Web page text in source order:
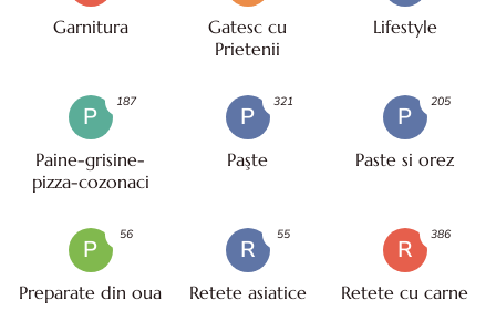
Garnitura
Gatesc cu
Prietenii
Lifestyle
P
Paine-grisine-
pizza-cozonaci
187
P
Paşte
321
P
Paste si orez
205
P
Preparate din oua
56
R
Retete asiatice
55
R
Retete cu carne
386